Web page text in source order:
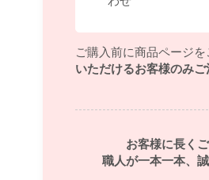
ご購入前に商品ページ
いただけるお客様のみ
お客様に長く
職人が一本一本、